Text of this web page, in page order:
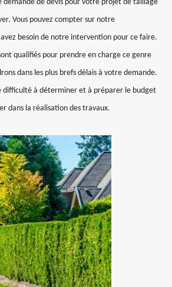
demande de devis pour votre projet de taillage
Vous pouvez compter sur notre
avez besoin de notre intervention pour ce faire.
qualifiés pour prendre en charge ce genre
dans les plus brefs délais à votre demande.
difficulté à déterminer et à préparer le budget
dans la réalisation des travaux.